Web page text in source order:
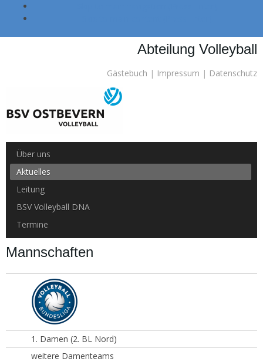
Abteilung Volleyball
Gästebuch | Impressum | Datenschutz
Über uns
Aktuelles
Leitung
BSV Volleyball DNA
Termine
Mannschaften
1. Damen (2. BL Nord)
weitere Damenteams